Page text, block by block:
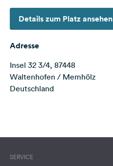
uns
auf
Social
Instagram
Details zum Platz ansehen
Adresse
Insel 32 3/4, 87448
Waltenhofen / Memhölz
Deutschland
SERVICE